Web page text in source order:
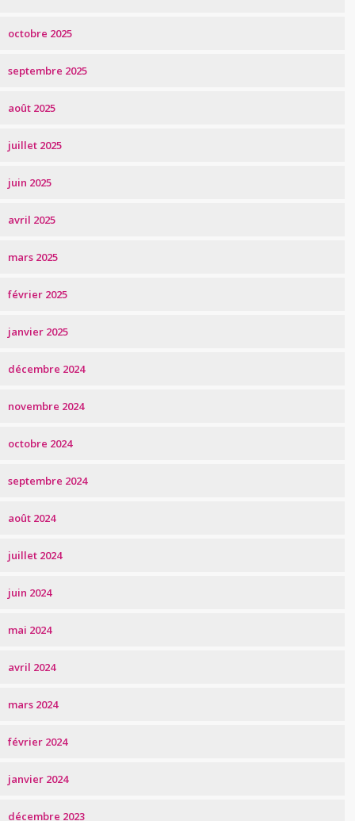
octobre 2025
septembre 2025
août 2025
juillet 2025
juin 2025
avril 2025
mars 2025
février 2025
janvier 2025
décembre 2024
novembre 2024
octobre 2024
septembre 2024
août 2024
juillet 2024
juin 2024
mai 2024
avril 2024
mars 2024
février 2024
janvier 2024
décembre 2023